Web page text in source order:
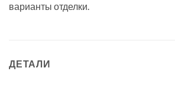
варианты отделки.
ДЕТАЛИ